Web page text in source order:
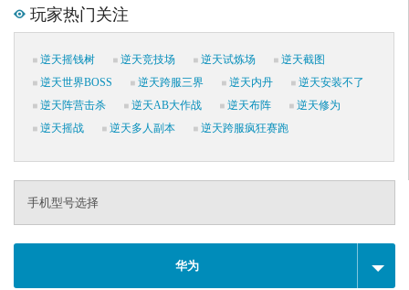
玩家热门关注
逆天摇钱树 逆天竞技场 逆天试炼场
逆天截图
逆天世界BOSS
逆天跨服三界 逆天内丹
逆天安装不了
逆天阵营击杀
逆天AB大作战 逆天布阵
逆天修为
逆天摇战
逆天多人副本 逆天跨服疯狂赛跑
手机型号选择
华为